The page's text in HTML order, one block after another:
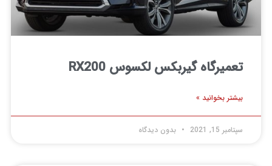
تعمیرگاه گیربکس لکسوس RX200
بیشتر بخوانید »
سپتامبر 15, 2021 بدون دیدگاه